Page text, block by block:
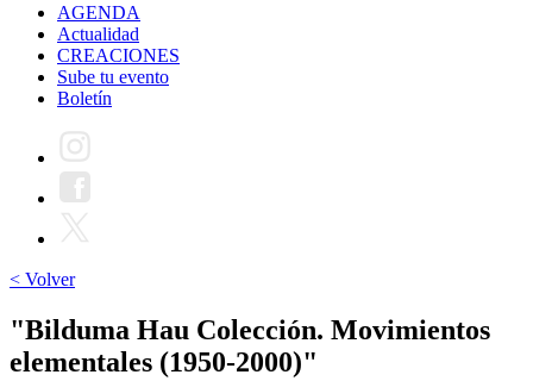
AGENDA
Actualidad
CREACIONES
Sube tu evento
Boletín
< Volver
"Bilduma Hau Colección. Movimientos
elementales (1950-2000)"